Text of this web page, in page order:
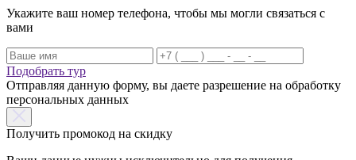
Укажите ваш номер телефона, чтобы мы могли связаться с
вами
Подобрать тур
Отправляя данную форму, вы даете разрешение на обработку
персональных данных
Получить промокод на скидку